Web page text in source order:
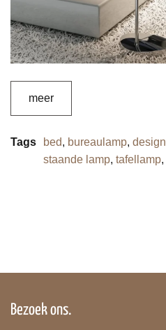
meer
Tags bed, bureaulamp, design
staande lamp, tafellamp,
Bezoek ons.